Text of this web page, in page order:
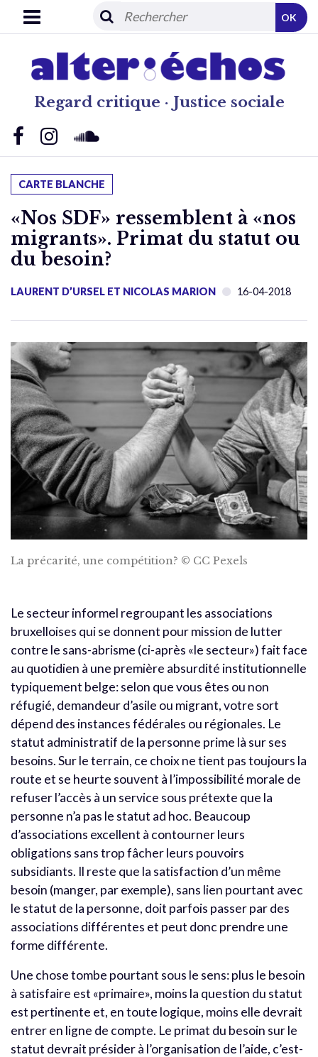
Regard critique · Justice sociale
OK
CARTE BLANCHE
«Nos SDF» ressemblent à «nos
migrants». Primat du statut ou
du besoin?
LAURENT D’URSEL ET NICOLAS MARION 16-04-2018
La précarité, une compétition? © CC Pexels
Le secteur informel regroupant les associations
bruxelloises qui se donnent pour mission de lutter
contre le sans-abrisme (ci-après «le secteur») fait face
au quotidien à une première absurdité institutionnelle
typiquement belge: selon que vous êtes ou non
réfugié, demandeur d’asile ou migrant, votre sort
dépend des instances fédérales ou régionales. Le
statut administratif de la personne prime là sur ses
besoins. Sur le terrain, ce choix ne tient pas toujours la
route et se heurte souvent à l’impossibilité morale de
refuser l’accès à un service sous prétexte que la
personne n’a pas le statut ad hoc. Beaucoup
d’associations excellent à contourner leurs
obligations sans trop fâcher leurs pouvoirs
subsidiants. Il reste que la satisfaction d’un même
besoin (manger, par exemple), sans lien pourtant avec
le statut de la personne, doit parfois passer par des
associations différentes et peut donc prendre une
forme différente.
Une chose tombe pourtant sous le sens: plus le besoin
à satisfaire est «primaire», moins la question du statut
est pertinente et, en toute logique, moins elle devrait
entrer en ligne de compte. Le primat du besoin sur le
statut devrait présider à l’organisation de l’aide, c’est-